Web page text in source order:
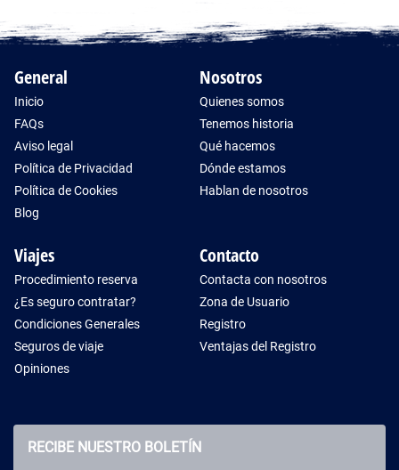
General
Inicio
FAQs
Aviso legal
Política de Privacidad
Política de Cookies
Blog
Nosotros
Quienes somos
Tenemos historia
Qué hacemos
Dónde estamos
Hablan de nosotros
Viajes
Procedimiento reserva
¿Es seguro contratar?
Condiciones Generales
Seguros de viaje
Opiniones
Contacto
Contacta con nosotros
Zona de Usuario
Registro
Ventajas del Registro
RECIBE NUESTRO BOLETÍN